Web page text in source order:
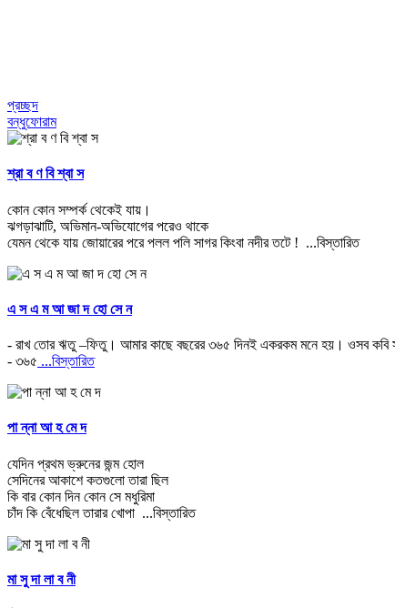
প্রচ্ছদ
বন্ধুফোরাম
শ্রা ব ণ বি শ্বা স
কোন কোন সম্পর্ক থেকেই যায়।
ঝগড়াঝাটি, অভিমান-অভিযোগের পরেও থাকে
যেমন থেকে যায় জোয়ারের পরে পলল পলি সাগর কিংবা নদীর তটে ! ...বিস্তারিত
এ স এ ম আ জা দ হো সে ন
- রাখ তোর ঋতু –ফিতু। আমার কাছে বছরের ৩৬৫ দিনই একরকম মনে হয়। ওসব
- ৩৬৫ ...বিস্তারিত
পা ন্না আ হ মে দ
যেদিন প্রথম ভ্রুনের জন্ম হোল
সেদিনের আকাশে কতগুলো তারা ছিল
কি বার কোন দিন কোন সে মধুরিমা
চাঁদ কি বেঁধেছিল তারার খোপা ...বিস্তারিত
মা সু দা লা ব নী